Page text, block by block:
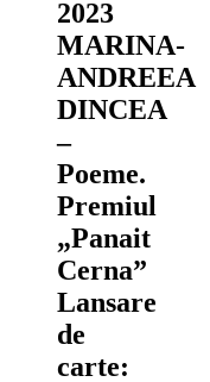
2023
MARINA-
ANDREEA
DINCEA
‒
Poeme.
Premiul
„Panait
Cerna”
Lansare
de
carte: